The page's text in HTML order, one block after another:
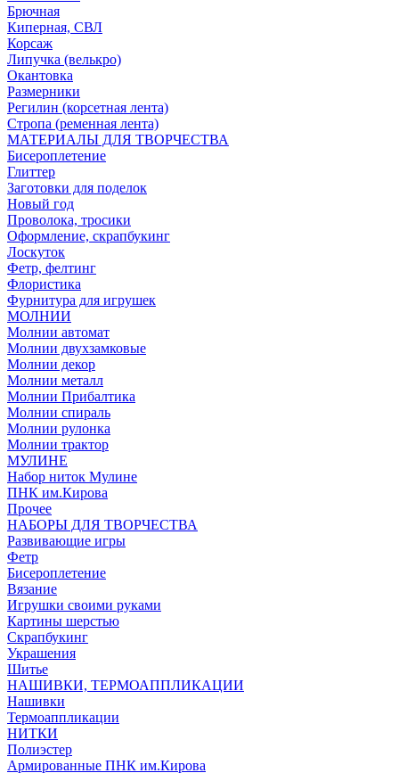
Брючная
Киперная, СВЛ
Корсаж
Липучка (велькро)
Окантовка
Размерники
Регилин (корсетная лента)
Стропа (ременная лента)
МАТЕРИАЛЫ ДЛЯ ТВОРЧЕСТВА
Бисероплетение
Глиттер
Заготовки для поделок
Новый год
Проволока, тросики
Оформление, скрапбукинг
Лоскуток
Фетр, фелтинг
Флористика
Фурнитура для игрушек
МОЛНИИ
Молнии автомат
Молнии двухзамковые
Молнии декор
Молнии металл
Молнии Прибалтика
Молнии спираль
Молнии рулонка
Молнии трактор
МУЛИНЕ
Набор ниток Мулине
ПНК им.Кирова
Прочее
НАБОРЫ ДЛЯ ТВОРЧЕСТВА
Развивающие игры
Фетр
Бисероплетение
Вязание
Игрушки своими руками
Картины шерстью
Скрапбукинг
Украшения
Шитье
НАШИВКИ, ТЕРМОАППЛИКАЦИИ
Нашивки
Термоаппликации
НИТКИ
Полиэстер
Армированные ПНК им.Кирова